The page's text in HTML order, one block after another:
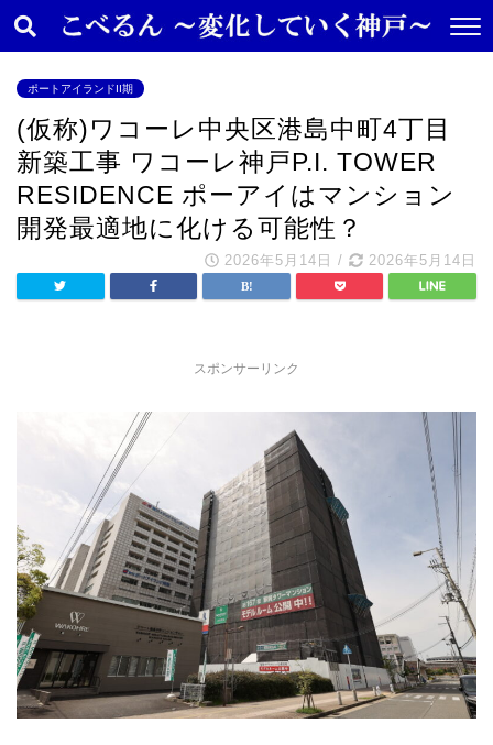
ポートアイランドII期
(仮称)ワコーレ中央区港島中町4丁目
新築工事 ワコーレ神戸P.I. TOWER
RESIDENCE ポーアイはマンション
開発最適地に化ける可能性？
2026年5月14日 / 2026年5月14日
スポンサーリンク